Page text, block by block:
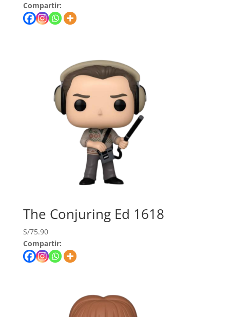
Compartir:
The Conjuring Ed 1618
S/75.90
Compartir: